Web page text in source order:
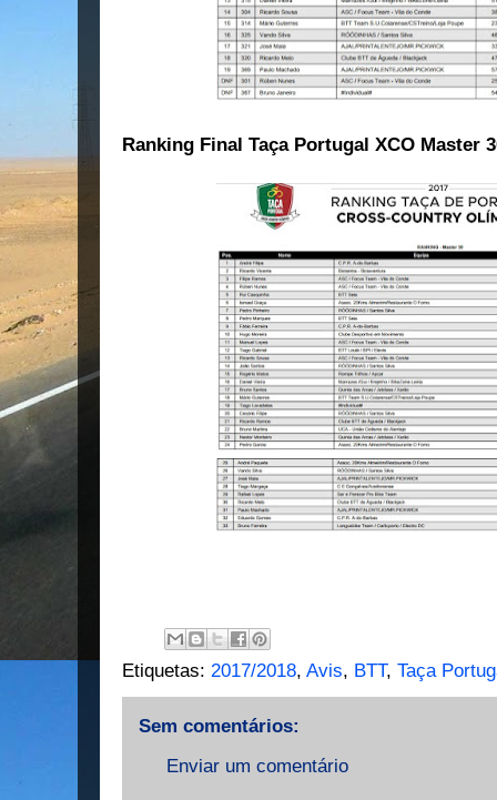
Ranking Final Taça Portugal XCO Master
Etiquetas: 2017/2018, Avis, BTT, Taça
Sem comentários:
Enviar um comentário